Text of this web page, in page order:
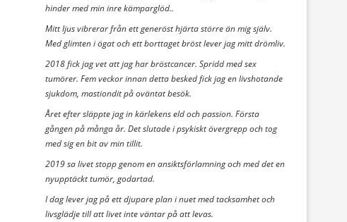
hinder med min inre kämparglöd..
Mitt ljus vibrerar från ett generöst hjärta större än mig själv.
Med glimten i ögat och ett borttaget bröst lever jag mitt drömliv.
2018 fick jag vet att jag har bröstcancer. Spridd med sex
tumörer. Fem veckor innan detta besked fick jag en livshotande
sjukdom, mastiondit på oväntat besök.
Året efter släppte jag in kärlekens eld och passion. Första
gången på många år. Det slutade i psykiskt övergrepp och tog
med sig en bit av min tillit.
2019 sa livet stopp genom en ansiktsförlamning och med det en
nyupptäckt tumör, godartad.
I dag lever jag på ett djupare plan i nuet med tacksamhet och
livsglädje till att livet inte väntar på att levas.